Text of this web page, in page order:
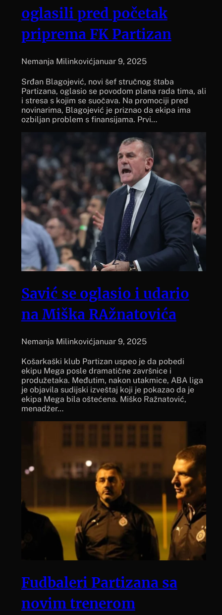
oglasili pred početak
priprema FK Partizan
Nemanja Milinkovićjanuar 9, 2025
Srđan Blagojević, novi šef stručnog štaba
Partizana, oglasio se povodom plana rada tima, ali
i stresa s kojim se suočava. Na promociji pred
novinarima, Blagojević je priznao da ekipa ima
ozbiljan problem s finansijama. Prvi…
Savić se oglasio i udario
na Miška RAžnatovića
Nemanja Milinkovićjanuar 9, 2025
Košarkaški klub Partizan uspeo je da pobedi
ekipu Mega posle dramatične završnice i
produžetaka. Međutim, nakon utakmice, ABA liga
je objavila sudijski izveštaj koji je pokazao da je
ekipa Mega bila oštećena. Miško Ražnatović,
menadžer…
Fudbaleri Partizana sa
novim trenerom